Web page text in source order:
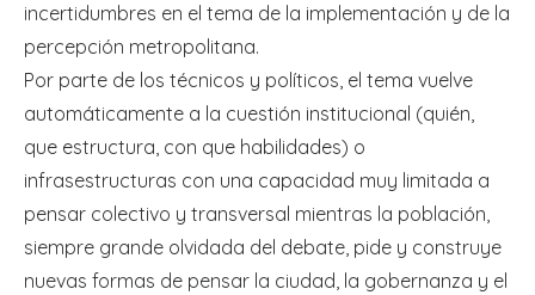
incertidumbres en el tema de la implementación y de la
percepción metropolitana.
Por parte de los técnicos y políticos, el tema vuelve
automáticamente a la cuestión institucional (quién,
que estructura, con que habilidades) o
infrasestructuras con una capacidad muy limitada a
pensar colectivo y transversal mientras la población,
siempre grande olvidada del debate, pide y construye
nuevas formas de pensar la ciudad, la gobernanza y el